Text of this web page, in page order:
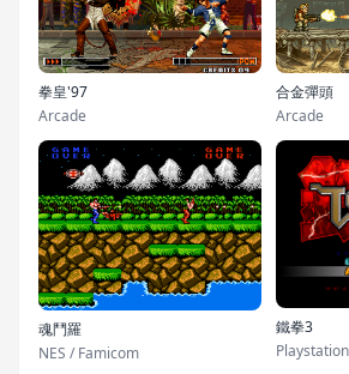
拳皇'97
Arcade
合金彈頭
Arcade
魂鬥羅
NES / Famicom
鐵拳3
Playstation